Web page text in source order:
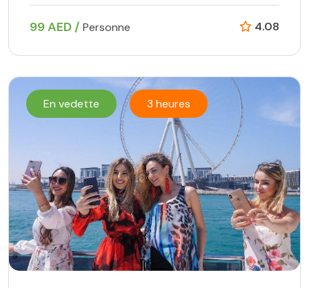
99 AED / Personne 4.08
En vedette 3 heures